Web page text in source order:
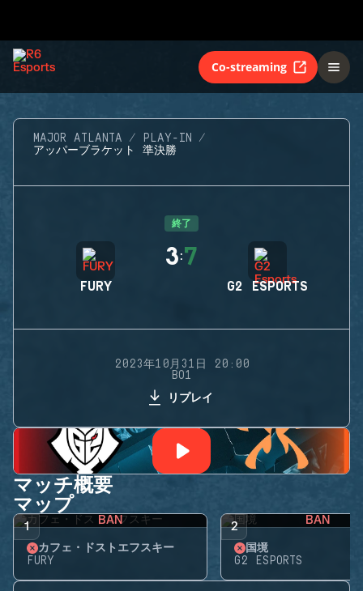
Co-streaming
MAJOR ATLANTA
PLAY-IN
アッパーブラケット 準決勝
終了
FURY
3:7
G2 ESPORTS
2023年10月31日 20:00
BO1
リプレイ
マッチ概要
マップ
1 BAN
カフェ・ドストエフスキー
FURY
2 BAN
国境
G2 ESPORTS